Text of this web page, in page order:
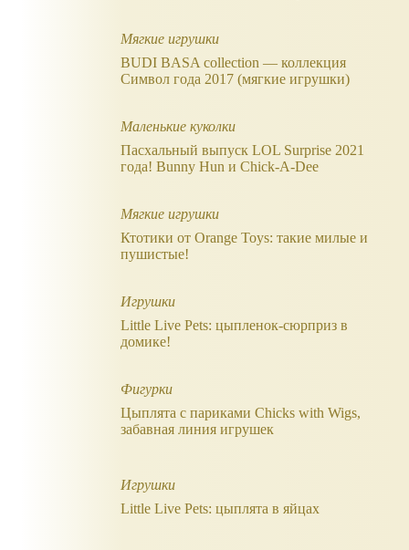
Мягкие игрушки
BUDI BASA collection — коллекция
Символ года 2017 (мягкие игрушки)
Маленькие куколки
Пасхальный выпуск LOL Surprise 2021
года! Bunny Hun и Chick-A-Dee
Мягкие игрушки
Ктотики от Orange Toys: такие милые и
пушистые!
Игрушки
Little Live Pets: цыпленок-сюрприз в
домике!
Фигурки
Цыплята с париками Chicks with Wigs,
забавная линия игрушек
Игрушки
Little Live Pets: цыплята в яйцах